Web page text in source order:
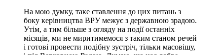
На мою думку, таке ставлення до цих питань з
боку керівництва ВРУ межує з державною зрадою.
Утім, а тим більше з огляду на події останніх
місяців, ми не миритимемося з таким станом речей
і готові провести подібну зустріч, тільки масовішу,